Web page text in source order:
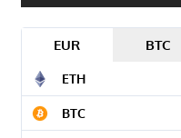
EUR BTC
ETH
BTC